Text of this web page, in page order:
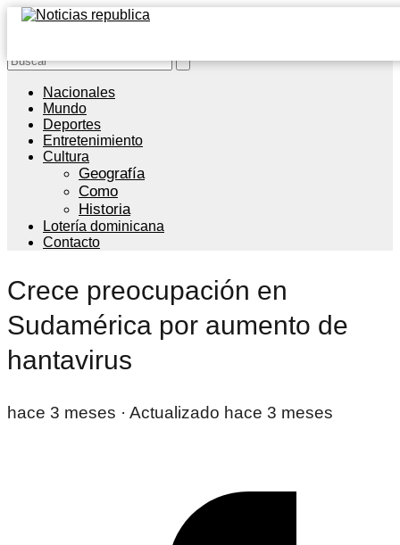
Nacionales
Mundo
Deportes
Entretenimiento
Cultura
Geografía
Como
Historia
Lotería dominicana
Contacto
Crece preocupación en
Sudamérica por aumento de
hantavirus
hace 3 meses · Actualizado hace 3 meses